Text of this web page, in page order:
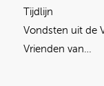
Tijdlijn
Vondsten uit de
Vrienden van…